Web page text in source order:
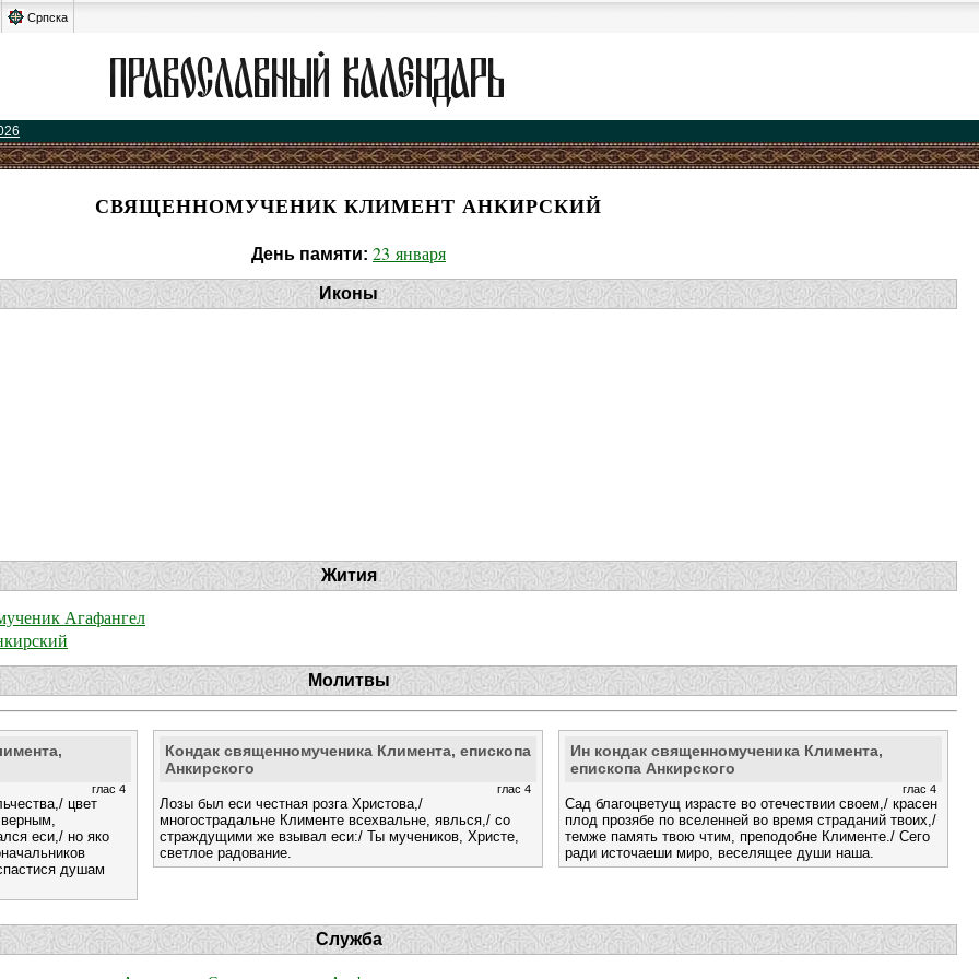
Српска
СВЯЩЕННОМУЧЕНИК КЛИМЕНТ АНКИРСКИЙ
День памяти: 23 января
Иконы
Жития
Агафангел
Молитвы
глас 4
цвет
еси,/ но яко
душам
Кондак священномученика Климента, епископа
Анкирского
глас 4
Лозы был еси честная розга Христова,/
многострадальне Клименте всехвальне, явлься,/ со
страждущими же взывал еси:/ Ты мучеников, Христе,
светлое радование.
Ин кондак священномученика Климента,
епископа Анкирского
глас 4
Сад благоцветущ израсте во отечествии своем,/ красен
плод прозябе по вселенней во время страданий твоих,/
темже память твою чтим, преподобне Клименте./ Сего
ради источаеши миро, веселящее души наша.
Служба